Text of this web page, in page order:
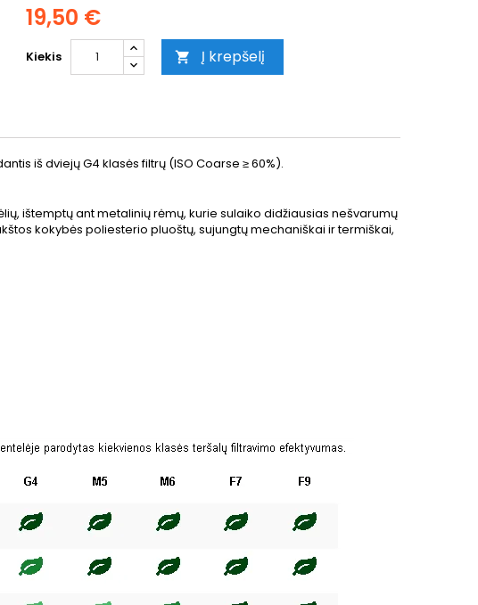
19,50 €
Kiekis  Į krepšelį
iš dviejų G4 klasės filtrų (ISO Coarse ≥ 60%).
ištemptų ant metalinių rėmų, kurie sulaiko didžiausias nešvarumų
kokybės poliesterio pluoštų, sujungtų mechaniškai ir termiškai,